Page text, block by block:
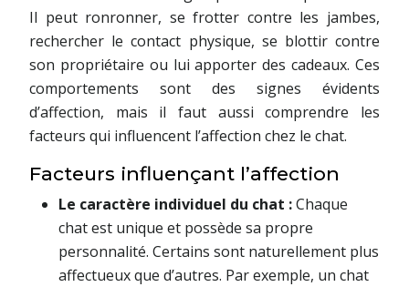
Il peut ronronner, se frotter contre les jambes,
rechercher le contact physique, se blottir contre
son propriétaire ou lui apporter des cadeaux. Ces
comportements sont des signes évidents
d’affection, mais il faut aussi comprendre les
facteurs qui influencent l’affection chez le chat.
Facteurs influençant l’affection
Le caractère individuel du chat :Chaque
chat est unique et possède sa propre
personnalité. Certains sont naturellement plus
affectueux que d’autres. Par exemple, un chat